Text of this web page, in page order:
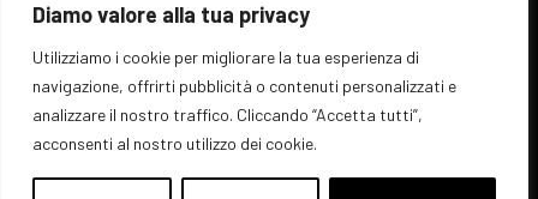
Diamo valore alla tua privacy
Utilizziamo i cookie per migliorare la tua esperienza di
navigazione, offrirti pubblicità o contenuti personalizzati e
analizzare il nostro traffico. Cliccando “Accetta tutti”,
acconsenti al nostro utilizzo dei cookie.
© 2026 EZ Rome Designed by ARvis.it
Il portale EZ Rome e' una testata giornalistica di carattere generalista
registrata al tribunale di Roma - Numero 389/2008
Direttore responsabile: Raffaella Roani - ISSN: 2036-783X
Edito da ARvis.it srl - via Alessandria 88 - 00198 Roma CF/PI/R.I.